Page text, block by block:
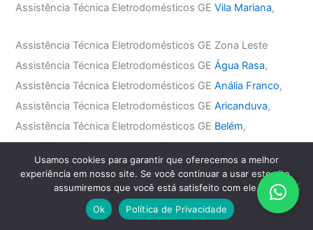
Assistência Técnica Eletrodomésticos GEVila Mariana,
Assistência Técnica Eletrodomésticos GE Zona Leste
Assistência Técnica Eletrodomésticos GEÁgua Rasa,
Assistência Técnica Eletrodomésticos GEAnália Franco,
Assistência Técnica Eletrodomésticos GEAricanduva,
Assistência Técnica Eletrodomésticos GE Belém,
Assistência Técnica Eletrodomésticos GEPenha,
Assistência Técnica Eletrodomésticos GETatuapé,
Assistência Técnica Eletrodomésticos GEVila Carrão,
Usamos cookies para garantir que oferecemos a melhor
experiência em nosso site. Se você continuar a usar este site,
assumiremos que você está satisfeito com ele.
Ok
Política de Privacidade